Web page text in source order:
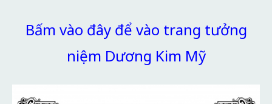
Bấm vào đây để vào trang tưởng
niệm Dương Kim Mỹ